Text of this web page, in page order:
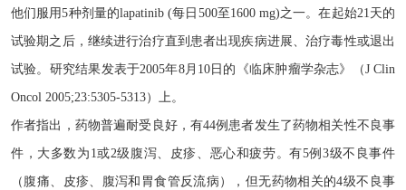
他们服用5种剂量的lapatinib (每日500至1600 mg)之一。在起始21天的
试验期之后，继续进行治疗直到患者出现疾病进展、治疗毒性或退出
试验。研究结果发表于2005年8月10日的《临床肿瘤学杂志》（J Clin
Oncol 2005;23:5305-5313）上。
作者指出，药物普遍耐受良好，有44例患者发生了药物相关性不良事
件，大多数为1或2级腹泻、皮疹、恶心和疲劳。有5例3级不良事件
（腹痛、皮疹、腹泻和胃食管反流病），但无药物相关的4级不良事